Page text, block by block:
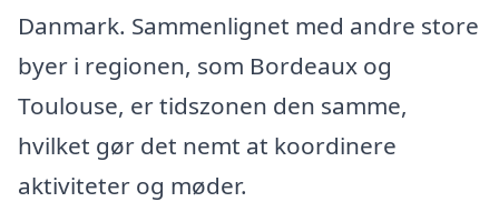
Danmark. Sammenlignet med andre store
byer i regionen, som Bordeaux og
Toulouse, er tidszonen den samme,
hvilket gør det nemt at koordinere
aktiviteter og møder.